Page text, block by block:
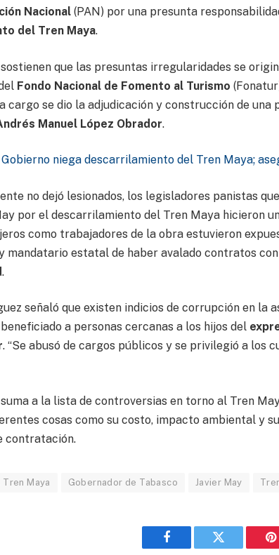
Nacional(PAN) por una presunta
del Tren Maya.
que las presuntas irregularidades se
Fondo Nacional de Fomento al Turismo
cargo se dio la adjudicación y construcción de
Manuel López Obrador.
Gobierno niega descarrilamiento del Tren Maya;
no dejó lesionados, los legisladores panistas
por el descarrilamiento del Tren Maya hicieron
como trabajadores de la obra estuvieron
mandatario estatal de haber avalado contratos
.
señaló que existen indicios de corrupción en la
a personas cercanas a los hijos del
. “Se abusó de cargos públicos y se privilegió a los
suma a la lista de controversias en torno al Tren
cosas como su costo, impacto ambiental y
contratación.
Maya Gobernador de Tabasco Javier May
Facebook Gorjeo